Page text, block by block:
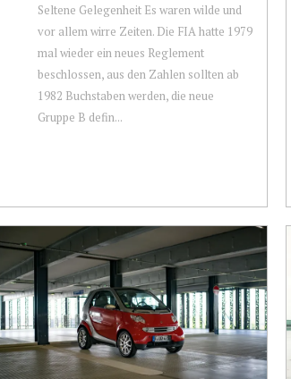
Seltene Gelegenheit Es waren wilde und
vor allem wirre Zeiten. Die FIA hatte 1979
mal wieder ein neues Reglement
beschlossen, aus den Zahlen sollten ab
1982 Buchstaben werden, die neue
Gruppe B defin...